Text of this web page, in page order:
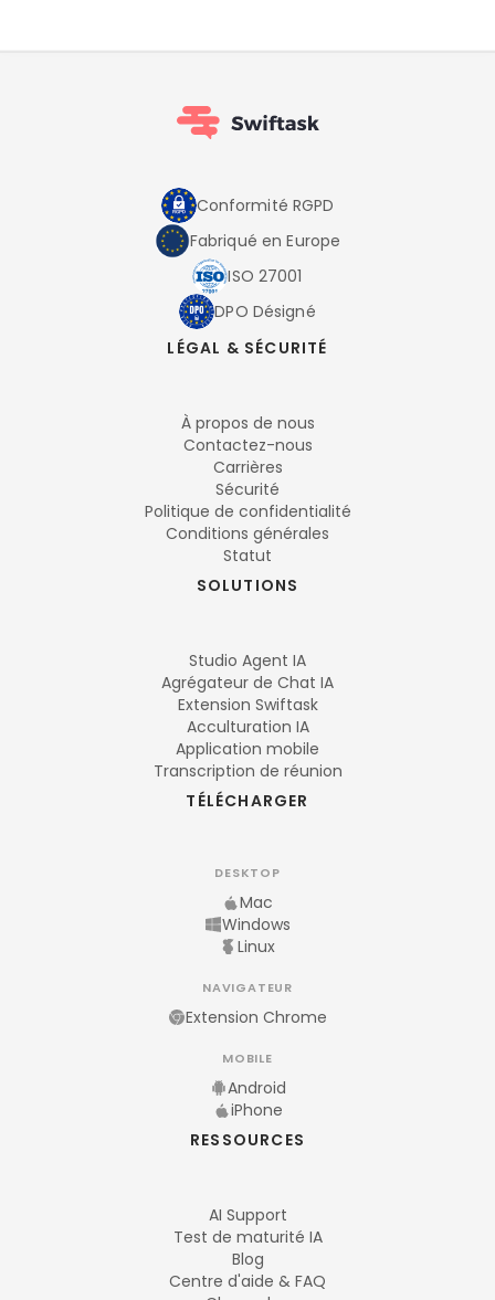
Conformité RGPD
Fabriqué en Europe
ISO 27001
DPO Désigné
LÉGAL & SÉCURITÉ
À propos de nous
Contactez-nous
Carrières
Sécurité
Politique de confidentialité
Conditions générales
Statut
SOLUTIONS
Studio Agent IA
Agrégateur de Chat IA
Extension Swiftask
Acculturation IA
Application mobile
Transcription de réunion
TÉLÉCHARGER
DESKTOP
Mac
Windows
Linux
NAVIGATEUR
Extension Chrome
MOBILE
Android
iPhone
RESSOURCES
AI Support
Test de maturité IA
Blog
Centre d'aide & FAQ